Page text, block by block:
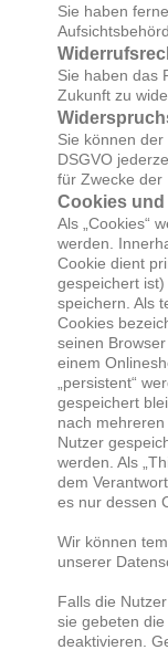
Sie haben
Sie haben das
Zukunft zu
Sie können
DSGVO
für Zwecke der
Cookies
Als „Cookies“
werden.
Cookie dient
gespeichert
speichern. Als
Cookies
seinen
einem
„persistent“
gespeichert
nach
Nutzer
werden. Als
dem
es nur dessen
Wir können
unserer
Falls die
sie gebeten
deaktivieren.